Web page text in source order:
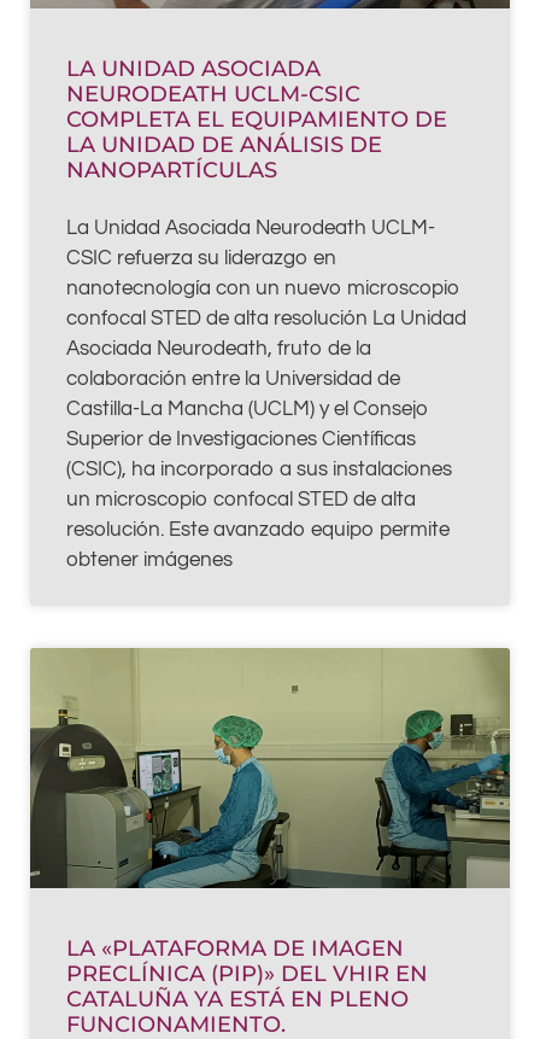
LA UNIDAD ASOCIADA
NEURODEATH UCLM-CSIC
COMPLETA EL EQUIPAMIENTO DE
LA UNIDAD DE ANÁLISIS DE
NANOPARTÍCULAS
La Unidad Asociada Neurodeath UCLM-
CSIC refuerza su liderazgo en
nanotecnología con un nuevo microscopio
confocal STED de alta resolución La Unidad
Asociada Neurodeath, fruto de la
colaboración entre la Universidad de
Castilla-La Mancha (UCLM) y el Consejo
Superior de Investigaciones Científicas
(CSIC), ha incorporado a sus instalaciones
un microscopio confocal STED de alta
resolución. Este avanzado equipo permite
obtener imágenes
LA «PLATAFORMA DE IMAGEN
PRECLÍNICA (PIP)» DEL VHIR EN
CATALUÑA YA ESTÁ EN PLENO
FUNCIONAMIENTO.